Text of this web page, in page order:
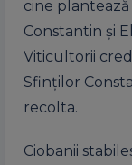
cine
Constantin și
Viticultorii
Sfinților
recolta.
Ciobanii